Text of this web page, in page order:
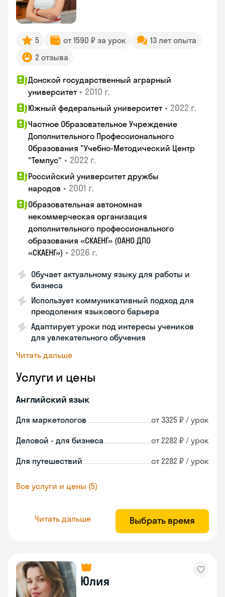
5 от 1590 ₽ за урок
13 лет опыта
2 отзыва
Донской государственный аграрный
университет • 2010 г.
Южный федеральный университет • 2022 г.
Частное Образовательное Учреждение
Дополнительного Профессионального
Образования "Учебно-Методический Центр
"Темпус" • 2022 г.
Российский университет дружбы
народов • 2001 г.
Образовательная автономная
некоммерческая организация
дополнительного профессионального
образования «СКАЕНГ» (ОАНО ДПО
«СКАЕНГ») • 2026 г.
Обучает актуальному языку для работы и
бизнеса
Использует коммуникативный подход для
преодоления языкового барьера
Адаптирует уроки под интересы учеников
для увлекательного обучения
Читать дальше
Услуги и цены
Английский язык
Для маркетологов от 3325 ₽ / урок
Деловой - для бизнеса от 2282 ₽ / урок
Для путешествий от 2282 ₽ / урок
Все услуги и цены (5)
Читать дальше Выбрать время
Юлия